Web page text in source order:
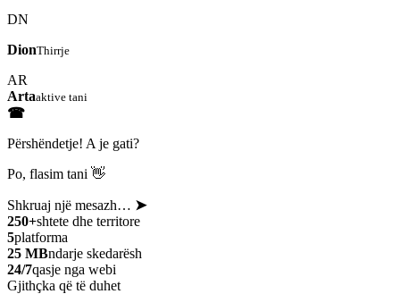
DN
DionThirrje
AR
Artaaktive tani
☎
Përshëndetje! A je gati?
Po, flasim tani 👋
Shkruaj një mesazh… ➤
250+shtete dhe territore
5platforma
25 MBndarje skedarësh
24/7qasje nga webi
Gjithçka që të duhet